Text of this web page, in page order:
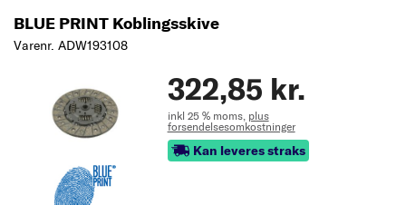
BLUE PRINT Koblingsskive
Varenr. ADW193108
322,85 kr.
inkl 25 % moms, plus
forsendelsesomkostninger
Kan leveres straks